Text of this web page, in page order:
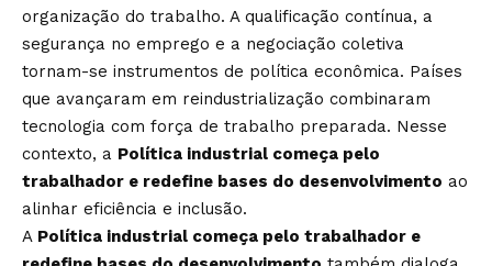
organização do trabalho. A qualificação contínua, a
segurança no emprego e a negociação coletiva
tornam-se instrumentos de política econômica. Países
que avançaram em reindustrialização combinaram
tecnologia com força de trabalho preparada. Nesse
contexto, a Política industrial começa pelo
trabalhador e redefine bases do desenvolvimento ao
alinhar eficiência e inclusão.
A Política industrial começa pelo trabalhador e